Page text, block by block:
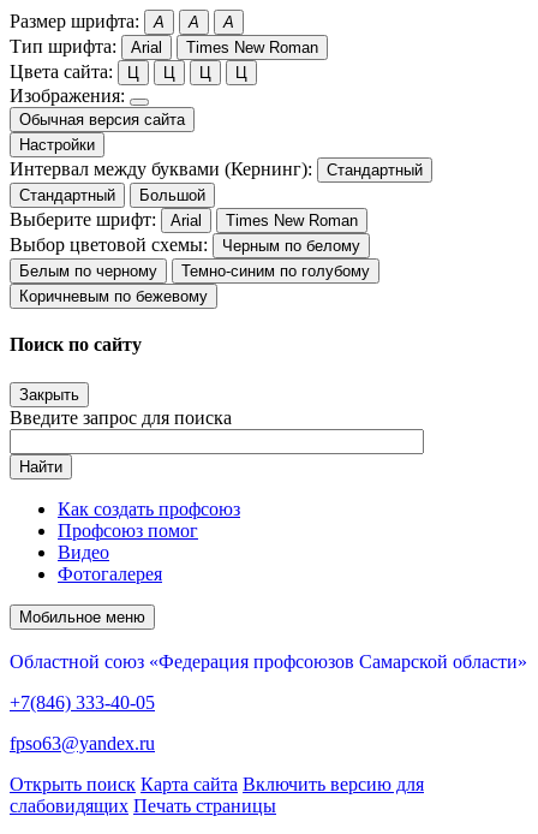
Размер шрифта: A A A
Тип шрифта: Arial Times New Roman
Цвета сайта: Ц Ц Ц Ц
Изображения:
Обычная версия сайта
Настройки
Интервал между буквами (Кернинг):
Стандартный
Стандартный
Большой
Выберите шрифт: Arial Times New Roman
Выбор цветовой схемы:
Черным по белому
Белым по черному
Темно-синим по голубому
Коричневым по бежевому
Поиск по сайту
Закрыть
Введите запрос для поиска
Найти
Как создать профсоюз
Профсоюз помог
Видео
Фотогалерея
Мобильное меню
Областной союз «Федерация профсоюзов Самарской области»
+7(846) 333-40-05
fpso63@yandex.ru
Открыть поиск Карта сайта Включить версию для
слабовидящих Печать страницы